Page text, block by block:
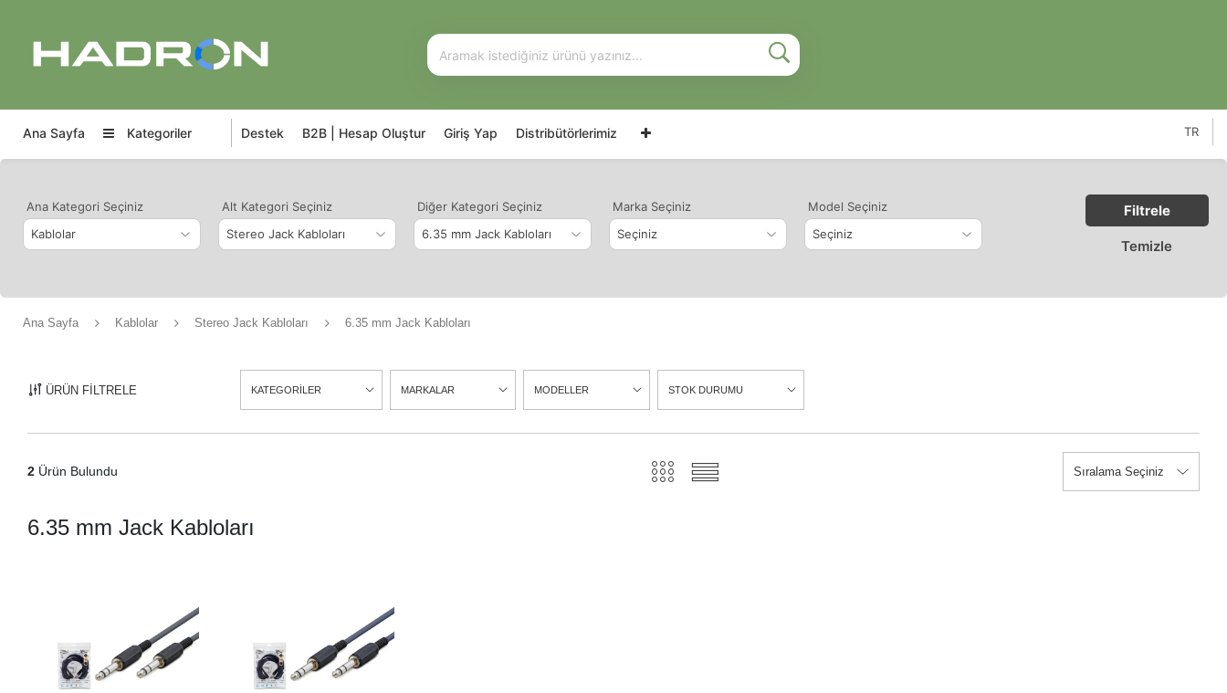
Ana Sayfa Kategoriler Destek B2B | Hesap Oluştur Giriş Yap Distribütörlerimiz TR
Ana Kategori Seçiniz Alt Kategori Seçiniz Diğer Kategori Seçiniz Marka Seçiniz Model Seçiniz Filtrele
Temizle
Ana Sayfa Kablolar Stereo Jack Kabloları 6.35 mm Jack Kabloları
ÜRÜN FİLTRELE KATEGORİLER MARKALAR MODELLER STOK DURUMU
2 Ürün Bulundu
6.35 mm Jack Kabloları